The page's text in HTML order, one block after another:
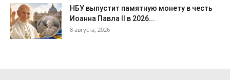
НБУ выпустит памятную монету в честь
Иоанна Павла II в 2026...
8 августа, 2026